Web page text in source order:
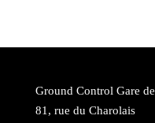
Ground Control Gare
81, rue du Charolais